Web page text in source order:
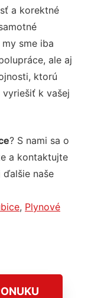
a korektné
sme iba
ale aj
ktorú
vyriešiť k vašej
? S nami sa o
a kontaktujte
naše
, Plynové